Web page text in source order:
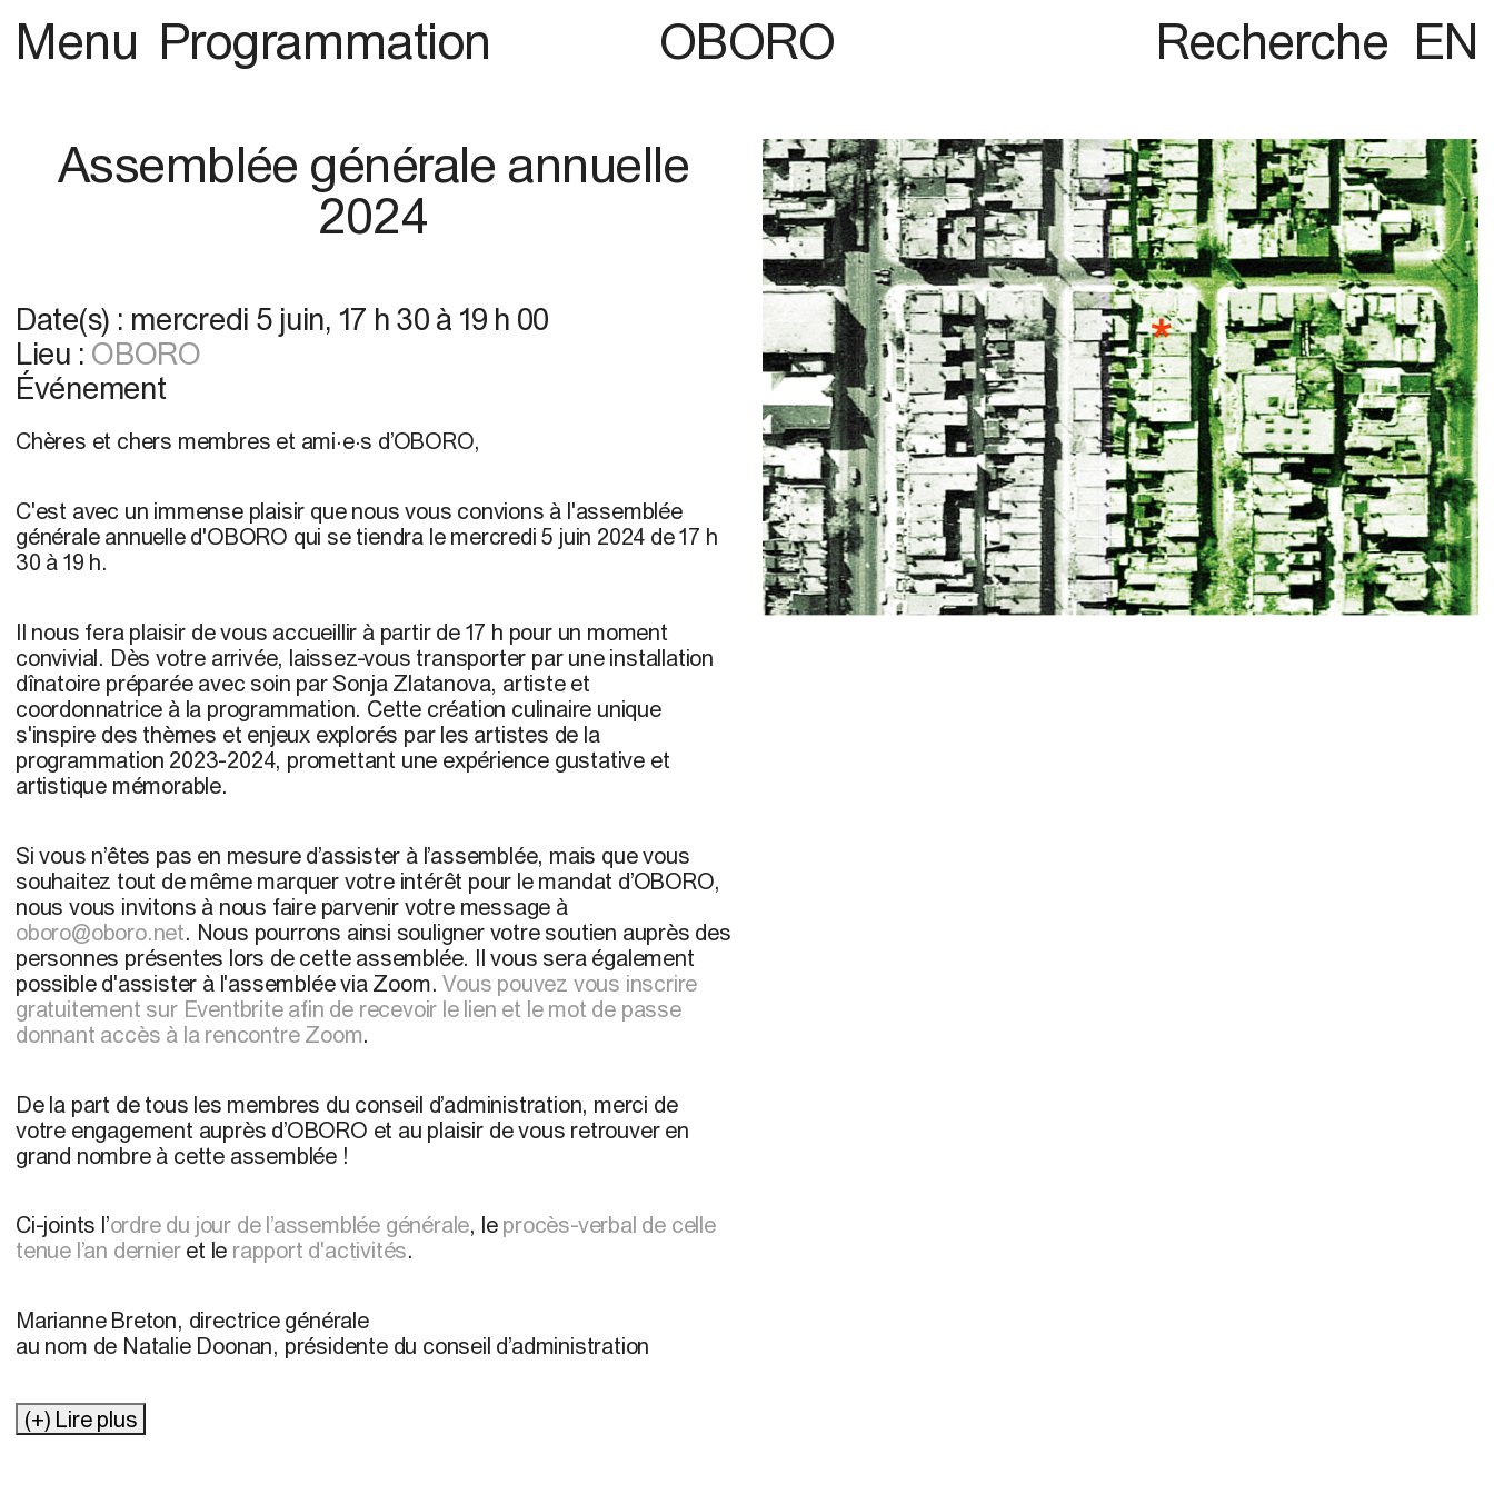
Menu Programmation OBORO Recherche EN
Assemblée générale annuelle
2024
Date(s) : mercredi 5 juin, 17 h 30 à 19 h 00
Lieu : OBORO
Événement
Chères et chers membres et ami·e·s d’OBORO,
C'est avec un immense plaisir que nous vous convions à l'assemblée
générale annuelle d'OBORO qui se tiendra le mercredi 5 juin 2024 de 17 h
30 à 19 h.
Il nous fera plaisir de vous accueillir à partir de 17 h pour un moment
convivial. Dès votre arrivée, laissez-vous transporter par une installation
dînatoire préparée avec soin par Sonja Zlatanova, artiste et
coordonnatrice à la programmation. Cette création culinaire unique
s'inspire des thèmes et enjeux explorés par les artistes de la
programmation 2023-2024, promettant une expérience gustative et
artistique mémorable.
Si vous n’êtes pas en mesure d’assister à l’assemblée, mais que vous
souhaitez tout de même marquer votre intérêt pour le mandat d’OBORO,
nous vous invitons à nous faire parvenir votre message à
oboro@oboro.net. Nous pourrons ainsi souligner votre soutien auprès des
personnes présentes lors de cette assemblée. Il vous sera également
possible d'assister à l'assemblée via Zoom.Vous pouvez vous inscrire
gratuitement sur Eventbrite afin de recevoir le lien et le mot de passe
donnant accès à la rencontre Zoom.
De la part de tous les membres du conseil d’administration, merci de
votre engagement auprès d’OBORO et au plaisir de vous retrouver en
grand nombre à cette assemblée !
Ci-joints l’ordre du jour de l’assemblée générale, le procès-verbal de celle
tenue l’an dernieret le rapport d'activités.
Marianne Breton, directrice générale
au nom de Natalie Doonan, présidente du conseil d’administration
(+) Lire plus